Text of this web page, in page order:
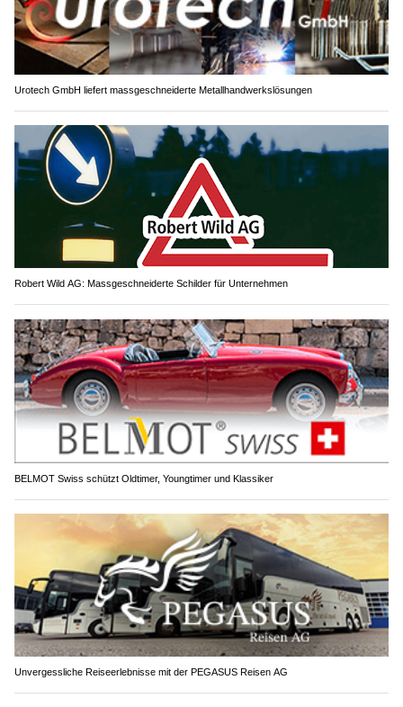
Urotech GmbH liefert massgeschneiderte Metallhandwerkslösungen
Robert Wild AG: Massgeschneiderte Schilder für Unternehmen
BELMOT Swiss schützt Oldtimer, Youngtimer und Klassiker
Unvergessliche Reiseerlebnisse mit der PEGASUS Reisen AG